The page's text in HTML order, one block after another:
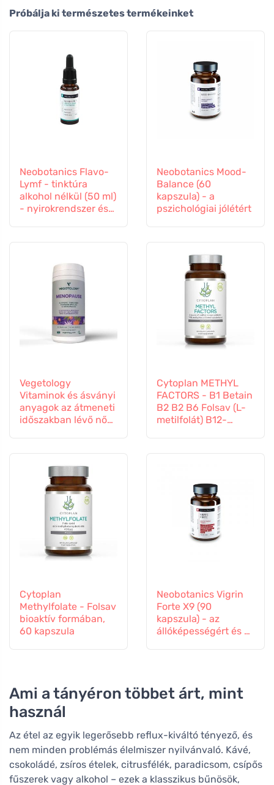
Próbálja ki természetes termékeinket
Neobotanics Flavo-
Lymf - tinktúra
alkohol nélkül (50 ml)
- nyirokrendszer és
Neobotanics Mood-
Balance (60
kapszula) - a
pszichológiai jólétért
Vegetology
Vitaminok és ásványi
anyagok az átmeneti
időszakban lévő nők
Cytoplan METHYL
FACTORS - B1 Betain
B2 B2 B6 Folsav (L-
metilfolát) B12-
Cytoplan
Methylfolate - Folsav
bioaktív formában,
60 kapszula
Neobotanics Vigrin
Forte X9 (90
kapszula) - az
állóképességért és a
Ami a tányéron többet árt, mint
használ
Az étel az egyik legerősebb reflux-kiváltó tényező, és
nem minden problémás élelmiszer nyilvánvaló. Kávé,
csokoládé, zsíros ételek, citrusfélék, paradicsom, csípős
fűszerek vagy alkohol – ezek a klasszikus bűnösök,